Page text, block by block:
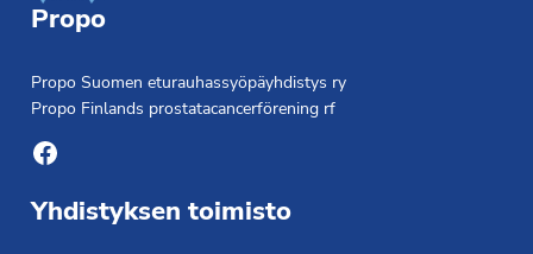
Propo
Propo Suomen eturauhassyöpäyhdistys ry
Propo Finlands prostatacancerförening rf
Facebook
Yhdistyksen toimisto